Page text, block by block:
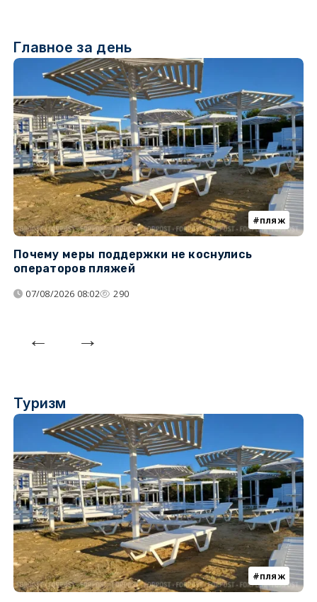
Главное за день
пляж
Почему меры поддержки не коснулись
операторов пляжей
07/08/2026 08:02 290
Туризм
пляж